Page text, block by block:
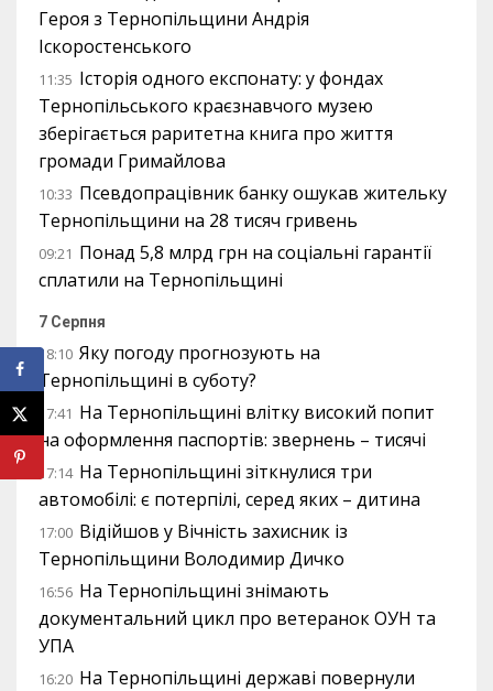
Героя з Тернопільщини Андрія
Іскоростенського
11:35 Історія одного експонату: у фондах
Тернопільського краєзнавчого музею
зберігається раритетна книга про життя
громади Гримайлова
10:33 Псевдопрацівник банку ошукав жительку
Тернопільщини на 28 тисяч гривень
09:21 Понад 5,8 млрд грн на соціальні гарантії
сплатили на Тернопільщині
7 Серпня
18:10 Яку погоду прогнозують на
Тернопільщині в суботу?
17:41 На Тернопільщині влітку високий попит
на оформлення паспортів: звернень – тисячі
17:14 На Тернопільщині зіткнулися три
автомобілі: є потерпілі, серед яких – дитина
17:00 Відійшов у Вічність захисник із
Тернопільщини Володимир Дичко
16:56 На Тернопільщині знімають
документальний цикл про ветеранок ОУН та
УПА
16:20 На Тернопільщині державі повернули